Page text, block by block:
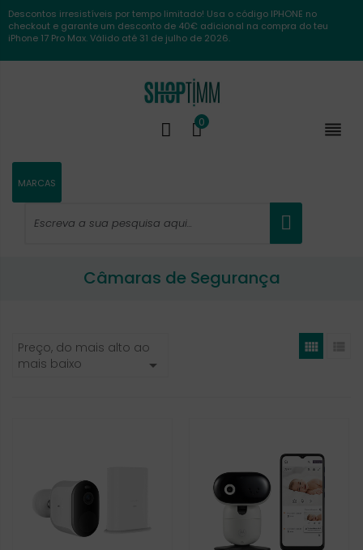
Descontos irresistíveis por tempo limitado! Usa o código IPHONE no
checkout e garante um desconto de 40€ adicional na compra do teu
iPhone 17 Pro Max. Válido até 31 de julho de 2026.

0
MARCAS
Câmaras de Segurança

Preço, do mais alto ao
mais baixo
